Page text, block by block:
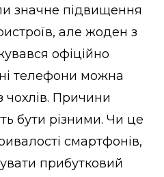
значне підвищення
але жоден з
офіційно
телефони можна
чохлів. Причини
бути різними. Чи це
смартфонів,
прибутковий